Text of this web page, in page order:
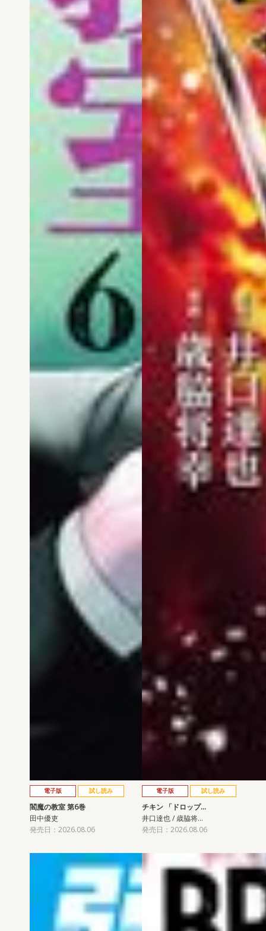
電子版 試し読み
閻魔の教室 第6巻
田中優吏
発売日：2026.08.06
電子版 試し読み
チキン 「ドロップ…
井口達也 / 歳脇将…
発売日：2026.08.06